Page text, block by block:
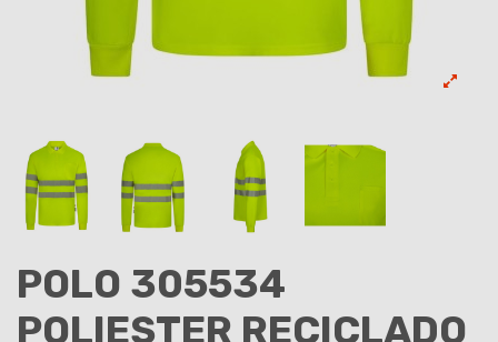
POLO 305534
POLIESTER RECICLADO